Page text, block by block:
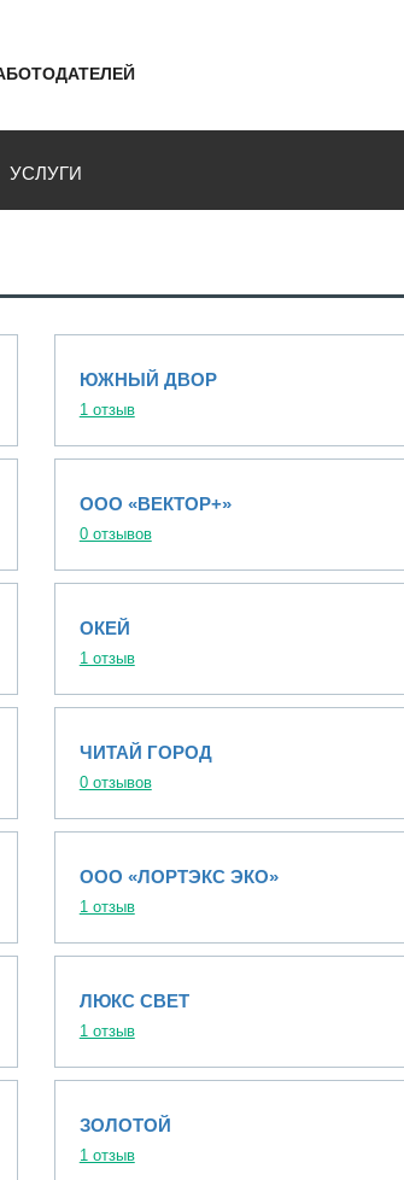
УСЛУГИ
ЮЖНЫЙ ДВОР
1 отзыв
ООО «ВЕКТОР+»
0 отзывов
ОКЕЙ
1 отзыв
ЧИТАЙ ГОРОД
0 отзывов
ООО «ЛОРТЭКС ЭКО»
1 отзыв
ЛЮКС СВЕТ
1 отзыв
ЗОЛОТОЙ
1 отзыв